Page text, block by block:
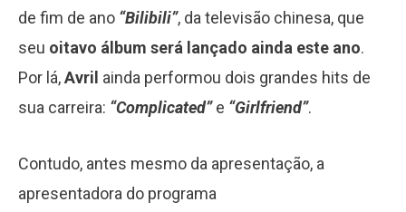
de fim de ano “Bilibili”, da televisão chinesa, que
seu oitavo álbum será lançado ainda este ano.
Por lá,Avril ainda performou dois grandes hits de
sua carreira: “Complicated”e “Girlfriend”.
Contudo, antes mesmo da apresentação, a
apresentadora do programa